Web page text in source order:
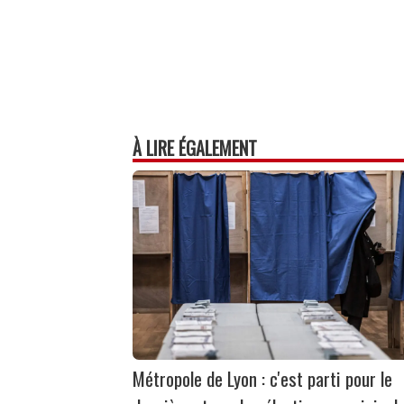
À LIRE ÉGALEMENT
Métropole de Lyon : c'est parti pour le